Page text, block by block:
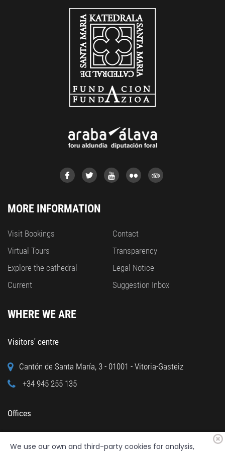
MORE INFORMATION
Visit Bookings
Virtual Tours
Explore the cathedral
Current
Contact
Transparency
Legal Notice
Suggestion Inbox
WHERE WE ARE
Visitors' centre
Cantón de Santa María, 3 - 01001 - Vitoria-Gasteiz
+34 945 255 135
Offices
We use our own and third-party cookies for analysis,